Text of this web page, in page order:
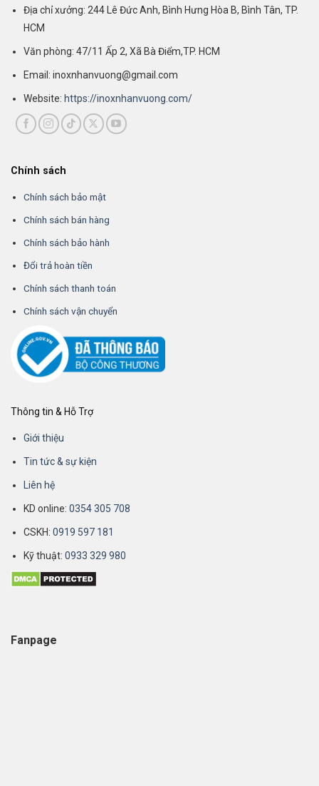
Địa chỉ xưởng: 244 Lê Đức Anh, Bình Hưng Hòa B, Bình Tân, TP.
HCM
Văn phòng: 47/11 Ấp 2, Xã Bà Điểm,TP. HCM
Email: inoxnhanvuong@gmail.com
Website: https://inoxnhanvuong.com/
Chính sách
Chính sách bảo mật
Chính sách bán hàng
Chính sách bảo hành
Đổi trả hoàn tiền
Chính sách thanh toán
Chính sách vận chuyển
Thông tin & Hỗ Trợ
Giới thiệu
Tin tức & sự kiện
Liên hệ
KD online:0354 305 708
CSKH: 0919 597 181
Kỹ thuật:0933 329 980
Fanpage